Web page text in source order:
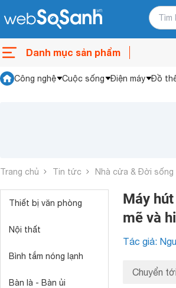
Danh mục sản phẩm
Công nghệ Cuộc sống Điện máy Đồ
Trang chủ Tin tức Nhà cửa & Đời sống
Thiết bị văn phòng
Nội thất
Bình tắm nóng lạnh
Bàn là - Bàn ủi
Máy
mẽ và
Tác giả:
Chuyển